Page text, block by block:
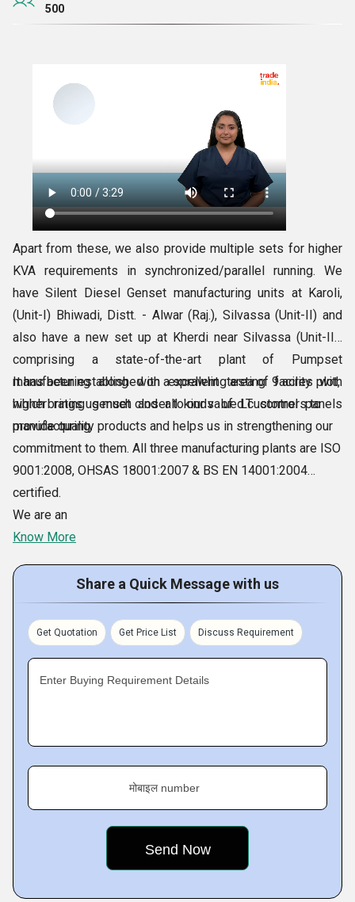
500
Apart from these, we also provide multiple sets for higher
KVA requirements in synchronized/parallel running. We
have Silent Diesel Genset manufacturing units at Karoli,
(Unit-I) Bhiwadi, Distt. - Alwar (Raj.), Silvassa (Unit-II) and
also have a new set up at Kherdi near Silvassa (Unit-III)
comprising a state-of-the-art plant of Pumpset
manufacturing along with excellent testing facility with
higher rating genset and all kinds of LT control panels
manufacturing.
It has been established on a sprawling area of 9 acres plot,
which brings us much closer to our valued customers to
provide quality products and helps us in strengthening our
commitment to them. All three manufacturing plants are ISO
9001:2008, OHSAS 18001:2007 & BS EN 14001:2004
certified.
We are an
Know More
Share a Quick Message with us
Get Quotation Get Price List Discuss Requirement
Enter Buying Requirement Details
मोबाइल number